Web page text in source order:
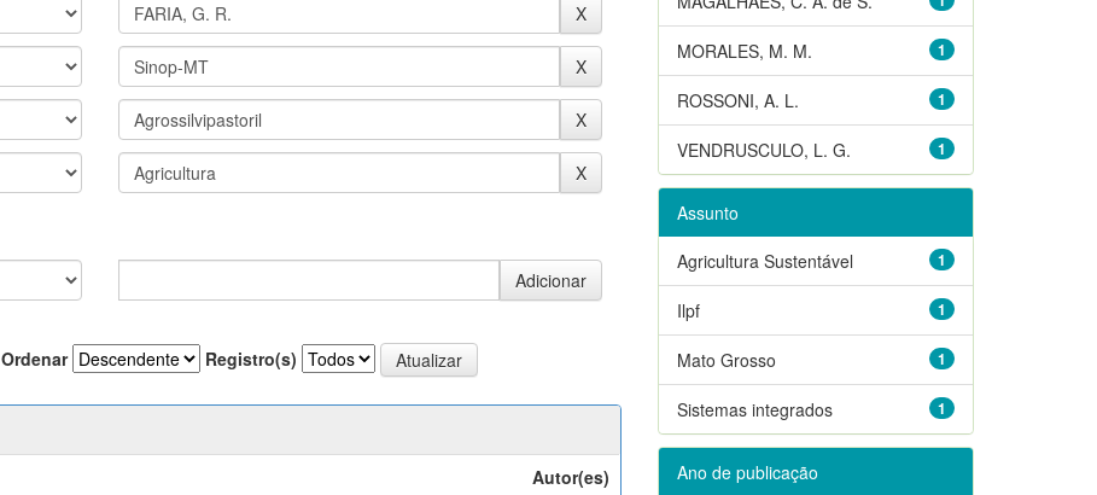
Ordenar Registro(s)
Autor(es)
1
MORALES, M. M.
1
ROSSONI, A. L.
1
VENDRUSCULO, L. G.
Assunto
1
Agricultura Sustentável
1
Ilpf
1
Mato Grosso
1
Sistemas integrados
Ano de publicação